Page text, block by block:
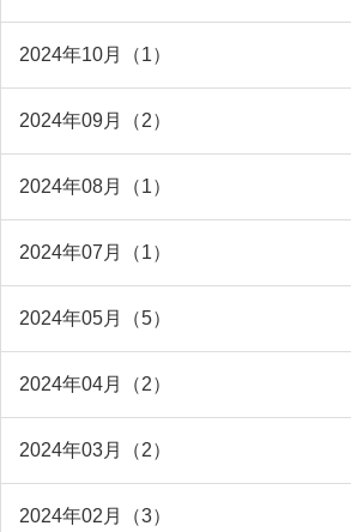
2024年10月（1）
2024年09月（2）
2024年08月（1）
2024年07月（1）
2024年05月（5）
2024年04月（2）
2024年03月（2）
2024年02月（3）